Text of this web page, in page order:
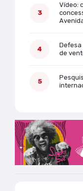
Vídeo:
Defesa
de